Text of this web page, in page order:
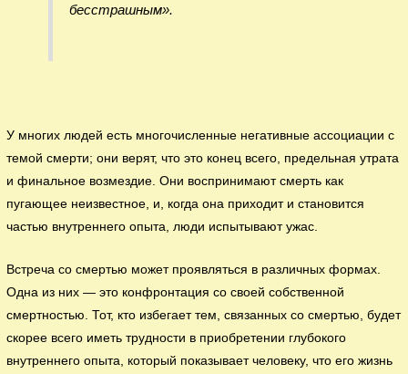
бесстрашным».
У многих людей есть многочисленные негативные ассоциации с
темой смерти; они верят, что это конец всего, предельная утрата
и финальное возмездие. Они воспринимают смерть как
пугающее неизвестное, и, когда она приходит и становится
частью внутреннего опыта, люди испытывают ужас.
Встреча со смертью может проявляться в различных формах.
Одна из них — это конфронтация со своей собственной
смертностью. Тот, кто избегает тем, связанных со смертью, будет
скорее всего иметь трудности в приобретении глубокого
внутреннего опыта, который показывает человеку, что его жизнь